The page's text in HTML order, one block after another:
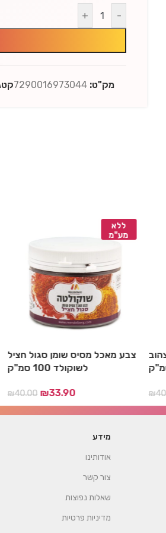
-
+
מק"ט: 7290016973044
מע"מ
צבע מאכל מסיס
לשוקולד 100
מסיס שומן צהוב
100 סמ"ק
33.90
מידע
אודותינו
צור קשר
שאלות נפוצות
מדיניות פרטיות